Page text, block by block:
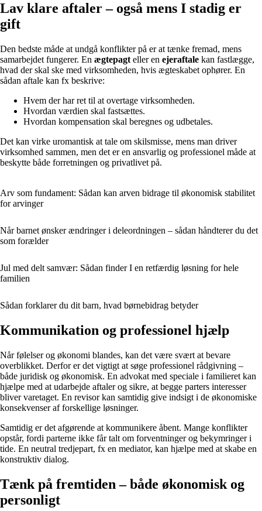
Lav klare aftaler – også mens I stadig er
gift
Den bedste måde at undgå konflikter på er at tænke fremad, mens
samarbejdet fungerer. En ægtepagt eller en ejeraftale kan fastlægge,
hvad der skal ske med virksomheden, hvis ægteskabet ophører. En
sådan aftale kan fx beskrive:
Hvem der har ret til at overtage virksomheden.
Hvordan værdien skal fastsættes.
Hvordan kompensation skal beregnes og udbetales.
Det kan virke uromantisk at tale om skilsmisse, mens man driver
virksomhed sammen, men det er en ansvarlig og professionel måde at
beskytte både forretningen og privatlivet på.
Arv som fundament: Sådan kan arven bidrage til økonomisk stabilitet
for arvinger
Når barnet ønsker ændringer i deleordningen – sådan håndterer du det
som forælder
Jul med delt samvær: Sådan finder I en retfærdig løsning for hele
familien
Sådan forklarer du dit barn, hvad børnebidrag betyder
Kommunikation og professionel hjælp
Når følelser og økonomi blandes, kan det være svært at bevare
overblikket. Derfor er det vigtigt at søge professionel rådgivning –
både juridisk og økonomisk. En advokat med speciale i familieret kan
hjælpe med at udarbejde aftaler og sikre, at begge parters interesser
bliver varetaget. En revisor kan samtidig give indsigt i de økonomiske
konsekvenser af forskellige løsninger.
Samtidig er det afgørende at kommunikere åbent. Mange konflikter
opstår, fordi parterne ikke får talt om forventninger og bekymringer i
tide. En neutral tredjepart, fx en mediator, kan hjælpe med at skabe en
konstruktiv dialog.
Tænk på fremtiden – både økonomisk og
personligt